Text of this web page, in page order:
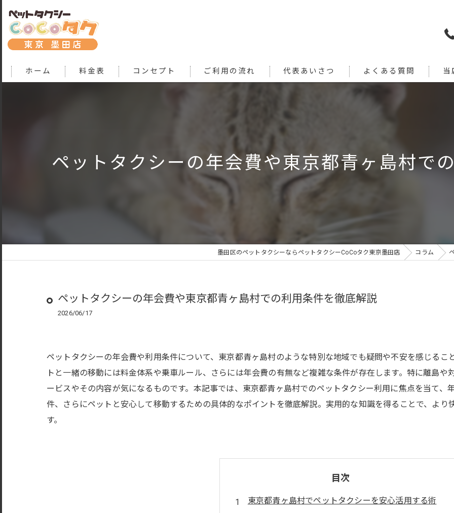
ホーム 料金表 コンセプト ご利用の流れ 代表あいさつ よくある質問 当
ペットタクシーの年会費や東京都青ヶ島村で
墨田区のペットタクシーならペットタクシーCoCoタク東京墨田店 コラム
ペットタクシーの年会費や東京都青ヶ島村での利用条件を徹底解説
2026/06/17
ペットタクシーの年会費や利用条件について、東京都青ヶ島村のような特別な地域でも疑問や不安を感じる
トと一緒の移動には料金体系や乗車ルール、さらには年会費の有無など複雑な条件が存在します。特に離島
ービスやその内容が気になるものです。本記事では、東京都青ヶ島村でのペットタクシー利用に焦点を当て、
件、さらにペットと安心して移動するための具体的なポイントを徹底解説。実用的な知識を得ることで、よ
す。
目次
東京都青ヶ島村でペットタクシーを安心活用する術